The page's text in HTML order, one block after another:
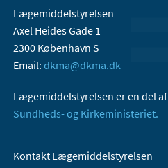
Lægemiddelstyrelsen
Axel Heides Gade 1
2300 København S
Email: dkma@dkma.dk
Lægemiddelstyrelsen er en del af
Sundheds- og Kirkeministeriet.
Kontakt Lægemiddelstyrelsen